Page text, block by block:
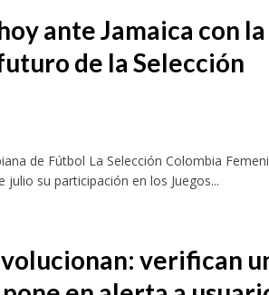
ante Jamaica con la
de la Selección
de Fútbol La Selección Colombia
su participación en los Juegos...
verifican